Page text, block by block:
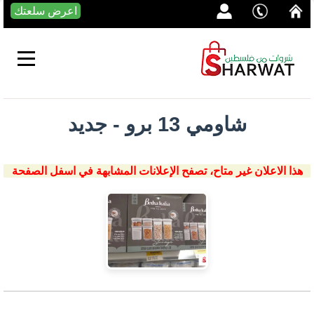
اعرض سلعتك
شاومي 13 برو - جديد
هذا الاعلان غير متاح، تصفح الإعلانات المشابهة في اسفل الصفحة